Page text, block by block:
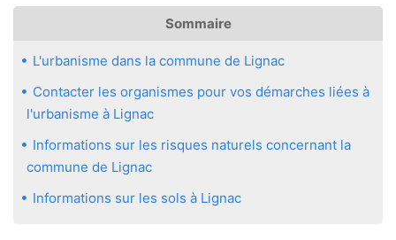
Sommaire
L'urbanisme dans la commune de Lignac
Contacter les organismes pour vos démarches liées à
l'urbanisme à Lignac
Informations sur les risques naturels concernant la
commune de Lignac
Informations sur les sols à Lignac